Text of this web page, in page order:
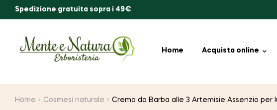
Spedizione gratuita sopra i 49€
Home Acquista online
Home Cosmesi naturale Crema da Barba alle 3 Artemisie Assenzio per